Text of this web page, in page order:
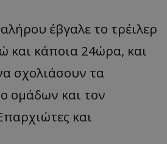
έβγαλε το τρέιλερ
και κάποια 24ώρα, και
σχολιάσουν τα
ομάδων και τον
και